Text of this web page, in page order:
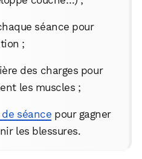
séance pour
;
des charges pour
les muscles ;
séance pour gagner
les blessures.